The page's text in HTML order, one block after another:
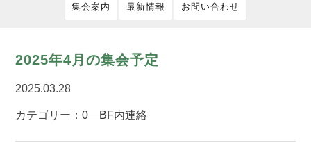
集会案内 最新情報 お問い合わせ
2025年4月の集会予定
2025.03.28
カテゴリー：0 BF内連絡